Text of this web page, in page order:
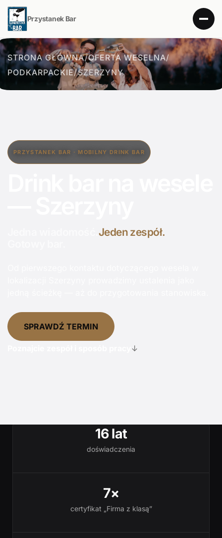
Przystanek Bar
STRONA GŁÓWNA/OFERTA WESELNA/
PODKARPACKIE/SZERZYNY
PRZYSTANEK BAR · MOBILNY DRINK BAR
Jeden zespół.
SPRAWDŹ TERMIN
↓
16 lat
doświadczenia
7×
certyfikat „Firma z klasą”